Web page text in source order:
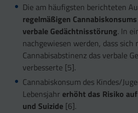
Die am häufigsten berichteten
regelmäßigen
verbale Gedächtnisstörung. In
nachgewiesen werden, dass sich
Cannabisabstinenz das verbale
verbesserte [5].
Cannabiskonsum des Kindes/
Lebensjahr erhöht das Risiko
und Suizide [6].